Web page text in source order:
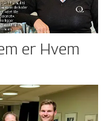
er Hvem